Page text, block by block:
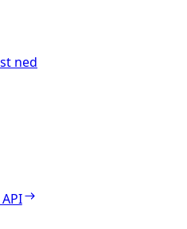
ned